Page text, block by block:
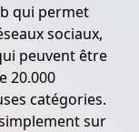
qui permet
sociaux,
peuvent être
20.000
catégories.
sur